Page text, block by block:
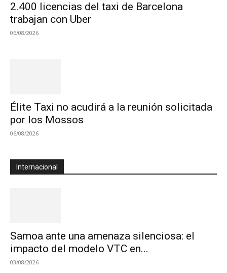
2.400 licencias del taxi de Barcelona
trabajan con Uber
06/08/2026
Élite Taxi no acudirá a la reunión solicitada
por los Mossos
06/08/2026
Internacional
Samoa ante una amenaza silenciosa: el
impacto del modelo VTC en...
03/08/2026